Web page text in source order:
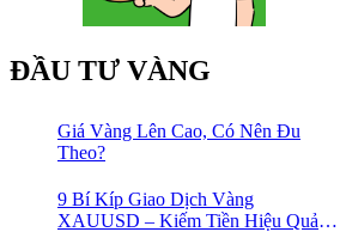
ĐẦU TƯ VÀNG
Giá Vàng Lên Cao, Có Nên Đu
Theo?
9 Bí Kíp Giao Dịch Vàng
XAUUSD – Kiếm Tiền Hiệu Quả